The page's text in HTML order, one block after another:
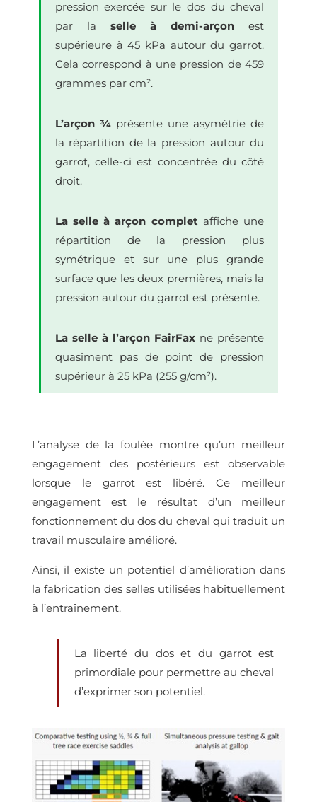
pression exercée sur le dos du cheval
par la selle à demi-arçon est
supérieure à 45 kPa autour du garrot.
Cela correspond à une pression de 459
grammes par cm².
L’arçon ¾présente une asymétrie de
la répartition de la pression autour du
garrot, celle-ci est concentrée du côté
droit.
La selle à arçon complet affiche une
répartition de la pression plus
symétrique et sur une plus grande
surface que les deux premières, mais la
pression autour du garrot est présente.
La selle à l’arçon FairFax ne présente
quasiment pas de point de pression
supérieur à 25 kPa (255 g/cm²).
L’analyse de la foulée montre qu’un meilleur
engagement des postérieurs est observable
lorsque le garrot est libéré. Ce meilleur
engagement est le résultat d’un meilleur
fonctionnement du dos du cheval qui traduit un
travail musculaire amélioré.
Ainsi, il existe un potentiel d’amélioration dans
la fabrication des selles utilisées habituellement
à l’entraînement.
La liberté du dos et du garrot est
primordiale pour permettre au cheval
d’exprimer son potentiel.